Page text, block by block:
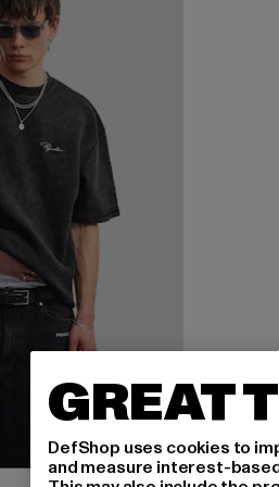
GREAT
DefShop uses cookies to
and measure interest-